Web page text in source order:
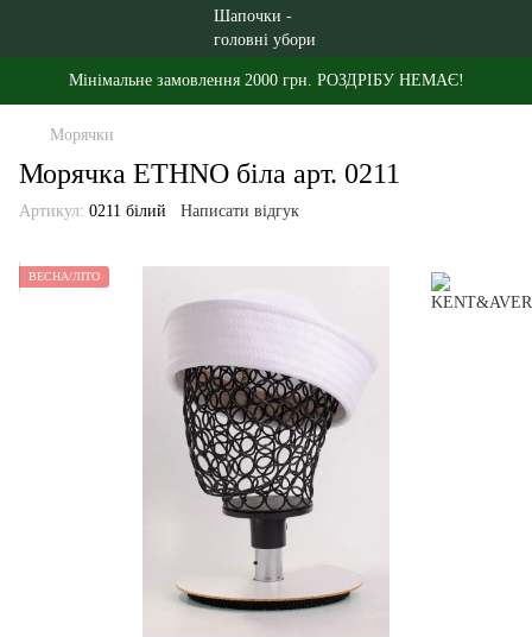
Мінімальне замовлення 2000 грн. РОЗДРІБУ НЕМАЄ!
Морячки
Морячка ETHNO біла арт. 0211
Артикул: 0211 білий Написати відгук
ВЕСНА/ЛІТО